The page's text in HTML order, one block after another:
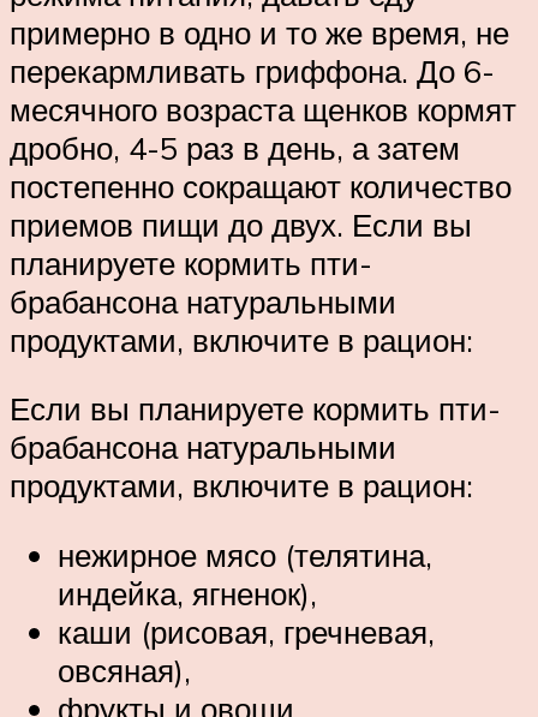
примерно в одно и то же время, не
перекармливать гриффона. До 6-
месячного возраста щенков кормят
дробно, 4-5 раз в день, а затем
постепенно сокращают количество
приемов пищи до двух. Если вы
планируете кормить пти-
брабансона натуральными
продуктами, включите в рацион:
Если вы планируете кормить пти-
брабансона натуральными
продуктами, включите в рацион:
нежирное мясо (телятина,
индейка, ягненок),
каши (рисовая, гречневая,
овсяная),
фрукты и овощи,